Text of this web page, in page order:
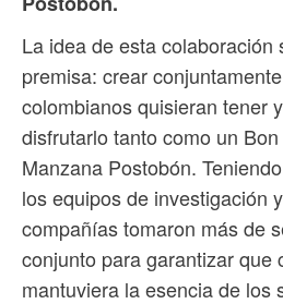
La idea de esta colaboración
premisa: crear
colombianos quisieran tener
disfrutarlo tanto como un
Manzana Postobón.
los equipos de investigación
compañías tomaron más de
conjunto para garantizar que
mantuviera la esencia de los